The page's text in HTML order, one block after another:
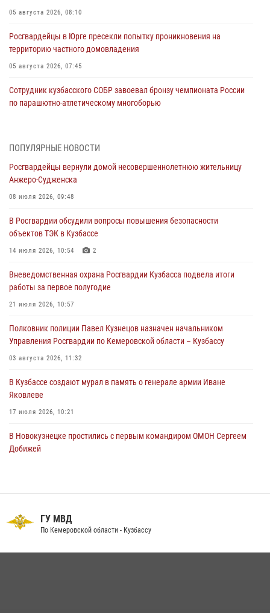
05 августа 2026, 08:10
Росгвардейцы в Юрге пресекли попытку проникновения на
территорию частного домовладения
05 августа 2026, 07:45
Сотрудник кузбасского СОБР завоевал бронзу чемпионата России
по парашютно-атлетическому многоборью
Кузбассовцы высоко оценили качество предоставления
04 августа 2026, 09:42
Росгвардейцы помогли разыскать троих юных путешественников из
04 августа 2026, 08:42
Росгвардейцы задержали нарушителя общественного порядка в
04 августа 2026, 07:41
Кемеровские росгвардейцы пресекли попытку хищения товара
04 августа 2026, 06:32
ПОПУЛЯРНЫЕ НОВОСТИ
Росгвардейцы вернули домой несовершеннолетнюю жительницу
Анжеро-Судженска
08 июля 2026, 09:48
В Росгвардии обсудили вопросы повышения безопасности
объектов ТЭК в Кузбассе
14 июля 2026, 10:54 2
Вневедомственная охрана Росгвардии Кузбасса подвела итоги
работы за первое полугодие
21 июля 2026, 10:57
Полковник полиции Павел Кузнецов назначен начальником
Управления Росгвардии по Кемеровской области – Кузбассу
03 августа 2026, 11:32
В Кузбассе создают мурал в память о генерале армии Иване
Яковлеве
17 июля 2026, 10:21
В Новокузнецке простились с первым командиром ОМОН Сергеем
Добижей
14 июля 2026, 08:52
ГУ МВД
По Кемеровской области - Кузбассу